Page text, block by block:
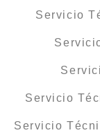
Servicio
Servicio
Servicio